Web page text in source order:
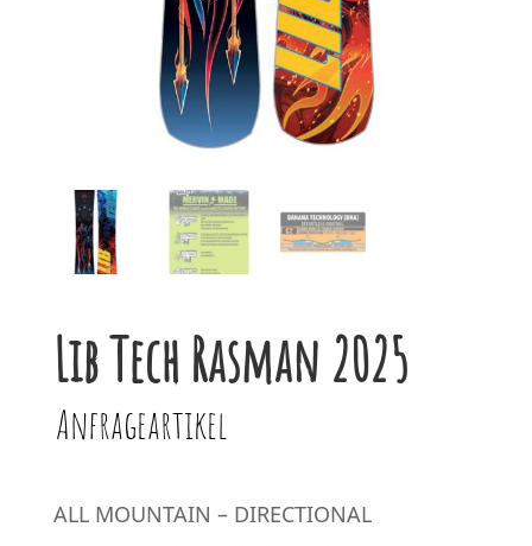
Lib Tech Rasman 2025
Anfrageartikel
ALL MOUNTAIN – DIRECTIONAL